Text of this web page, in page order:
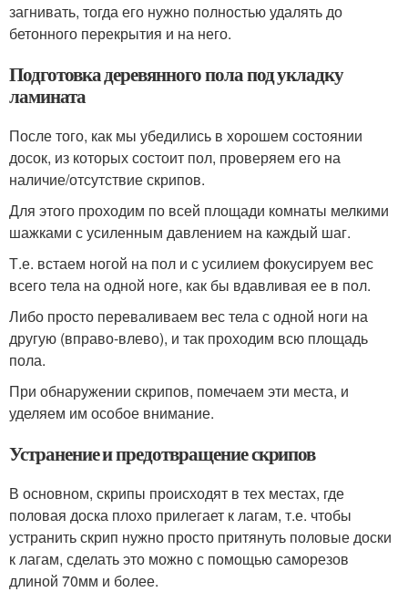
загнивать, тогда его нужно полностью удалять до
бетонного перекрытия и на него.
Подготовка деревянного пола под укладку
ламината
После того, как мы убедились в хорошем состоянии
досок, из которых состоит пол, проверяем его на
наличие/отсутствие скрипов.
Для этого проходим по всей площади комнаты мелкими
шажками с усиленным давлением на каждый шаг.
Т.е. встаем ногой на пол и с усилием фокусируем вес
всего тела на одной ноге, как бы вдавливая ее в пол.
Либо просто переваливаем вес тела с одной ноги на
другую (вправо-влево), и так проходим всю площадь
пола.
При обнаружении скрипов, помечаем эти места, и
уделяем им особое внимание.
Устранение и предотвращение скрипов
В основном, скрипы происходят в тех местах, где
половая доска плохо прилегает к лагам, т.е. чтобы
устранить скрип нужно просто притянуть половые доски
к лагам, сделать это можно с помощью саморезов
длиной 70мм и более.